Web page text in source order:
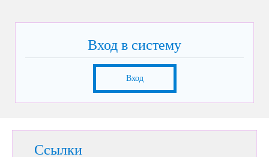
Вход в систему
Вход
Ссылки